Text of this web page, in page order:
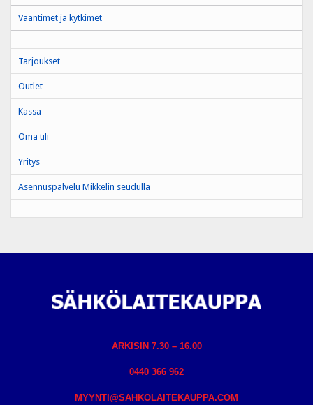
Vääntimet ja kytkimet
Tarjoukset
Outlet
Kassa
Oma tili
Yritys
Asennuspalvelu Mikkelin seudulla
ARKISIN 7.30 – 16.00
0440 366 962
MYYNTI@SAHKOLAITEKAUPPA.COM